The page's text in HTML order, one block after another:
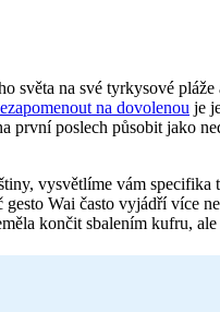
světa na své tyrkysové
na dovolenou je
poslech působit jako
vysvětlíme vám
Wai často vyjádří více
končit sbalením kufru,